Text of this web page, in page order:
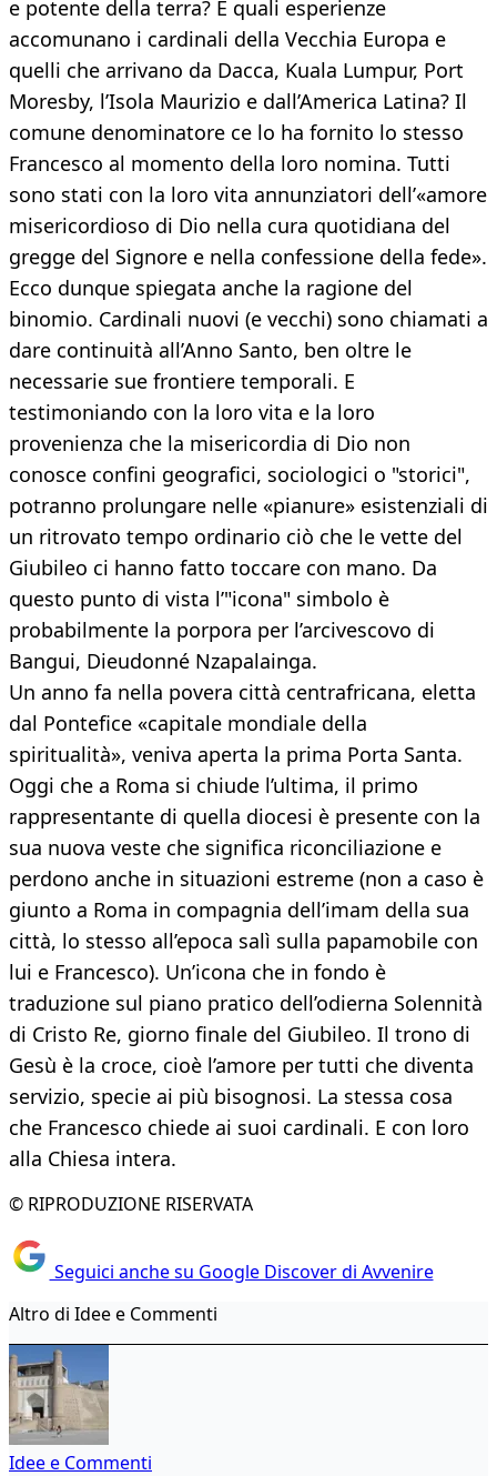
e potente della terra? E quali esperienze
accomunano i cardinali della Vecchia Europa e
quelli che arrivano da Dacca, Kuala Lumpur, Port
Moresby, l’Isola Maurizio e dall’America Latina? Il
comune denominatore ce lo ha fornito lo stesso
Francesco al momento della loro nomina. Tutti
sono stati con la loro vita annunziatori dell’«amore
misericordioso di Dio nella cura quotidiana del
gregge del Signore e nella confessione della fede».
Ecco dunque spiegata anche la ragione del
binomio. Cardinali nuovi (e vecchi) sono chiamati a
dare continuità all’Anno Santo, ben oltre le
necessarie sue frontiere temporali. E
testimoniando con la loro vita e la loro
provenienza che la misericordia di Dio non
conosce confini geografici, sociologici o "storici",
potranno prolungare nelle «pianure» esistenziali di
un ritrovato tempo ordinario ciò che le vette del
Giubileo ci hanno fatto toccare con mano. Da
questo punto di vista l’"icona" simbolo è
probabilmente la porpora per l’arcivescovo di
Bangui, Dieudonné Nzapalainga.
Un anno fa nella povera città centrafricana, eletta
dal Pontefice «capitale mondiale della
spiritualità», veniva aperta la prima Porta Santa.
Oggi che a Roma si chiude l’ultima, il primo
rappresentante di quella diocesi è presente con la
sua nuova veste che significa riconciliazione e
perdono anche in situazioni estreme (non a caso è
giunto a Roma in compagnia dell’imam della sua
città, lo stesso all’epoca salì sulla papamobile con
lui e Francesco). Un’icona che in fondo è
traduzione sul piano pratico dell’odierna Solennità
di Cristo Re, giorno finale del Giubileo. Il trono di
Gesù è la croce, cioè l’amore per tutti che diventa
servizio, specie ai più bisognosi. La stessa cosa
che Francesco chiede ai suoi cardinali. E con loro
alla Chiesa intera.
© RIPRODUZIONE RISERVATA
Seguici anche su Google Discover di Avvenire
Altro di Idee e Commenti
Idee e Commenti